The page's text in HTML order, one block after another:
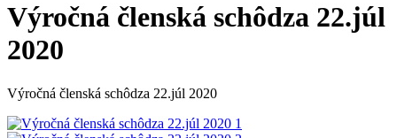
Výročná členská schôdza 22.júl
2020
Výročná členská schôdza 22.júl 2020